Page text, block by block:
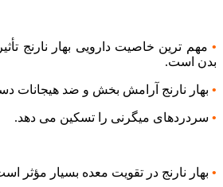
• مهم ترین خاصیت دارویی بهار نارنج
بدن است.
• بهار نارنج آرامش بخش و ضد هیجانات
• سردردهای میگرنی را تسکین می دهد.
• بهار نارنج در تقویت معده بسیار مؤثر